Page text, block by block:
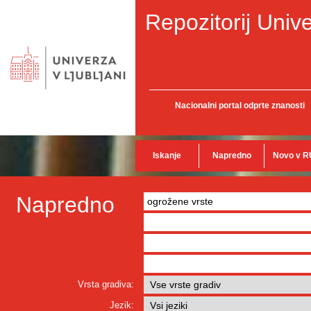
Repozitorij
Nacionalni portal odprte znanosti
Iskanje Napredno Novo v
Napredno
Vrsta gradiva:
Jezik: